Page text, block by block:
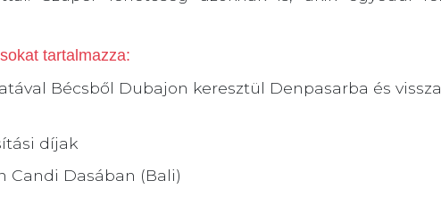
tartalmazza:
Bécsből Dubajon keresztül Denpasarba és vissza
díjak
Candi Dasában (Bali)